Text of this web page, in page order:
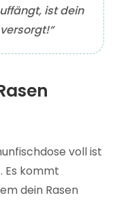
ist dein
voll ist
Es kommt
dein Rasen